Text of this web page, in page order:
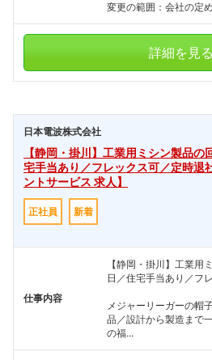
変更の範囲：会社の定
詳細を見る
日本電波株式会社
【静岡・掛川】工業用ミシン製品
宅手当あり／フレックス可／定時退
ントサービス 求人】
正社員 新着
仕事内容
【静岡・掛川】工業用
日／住宅手当あり／フ
メジャーリーガーの帽
品／設計から製造まで
の福...